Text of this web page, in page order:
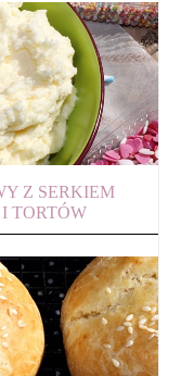
Z SERKIEM
TORTÓW